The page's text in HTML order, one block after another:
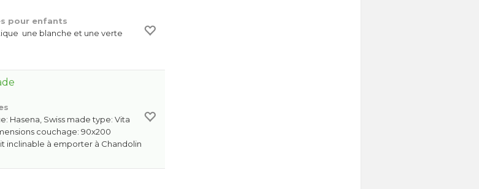
pour enfants
une blanche et une verte
Hasena, Swiss made type: Vita
couchage: 90x200
inclinable à emporter à Chandolin